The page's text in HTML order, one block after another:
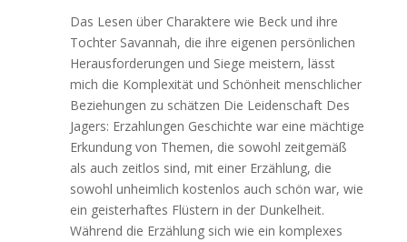
Das Lesen über Charaktere wie Beck und ihre
Tochter Savannah, die ihre eigenen persönlichen
Herausforderungen und Siege meistern, lässt
mich die Komplexität und Schönheit menschlicher
Beziehungen zu schätzen Die Leidenschaft Des
Jagers: Erzahlungen Geschichte war eine mächtige
Erkundung von Themen, die sowohl zeitgemäß
als auch zeitlos sind, mit einer Erzählung, die
sowohl unheimlich kostenlos auch schön war, wie
ein geisterhaftes Flüstern in der Dunkelheit.
Während die Erzählung sich wie ein komplexes